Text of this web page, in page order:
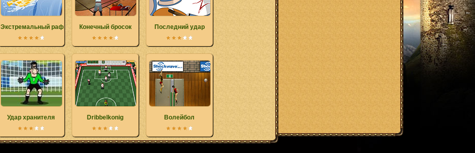
Экстремальный рафтинг Конечный бросок Последний удар
Удар хранителя Dribbelkonig Волейбол